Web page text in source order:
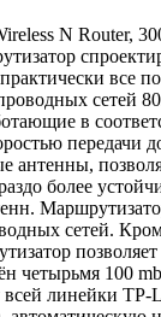
N Router,
все
сетей
в
передачи
более
сетей.
четырьмя 100
линейки TP-